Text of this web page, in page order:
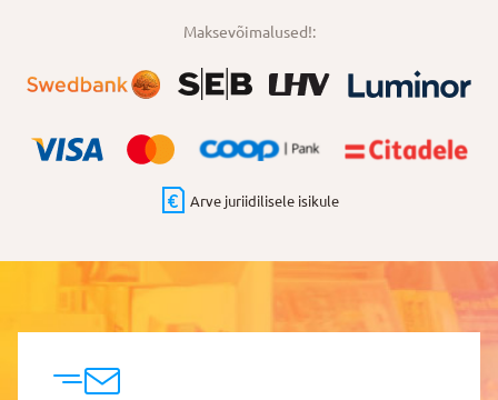
Maksevõimalused!:
Arve juriidilisele isikule